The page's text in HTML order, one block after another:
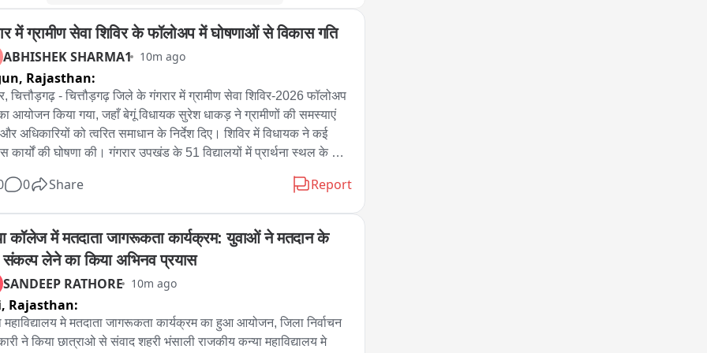
ही युवक के सोशल मीडिया प्रोफाइल और अन्य अकाउंट्स की भी छानबीन
रही है। पूरी जांच के बाद आगे आवश्यक वैधानिक कार्रवाई की जाएगी।
में ग्रामीण सेवा शिविर के फॉलोअप में घोषणाओं से विकास गति
ABHISHEK SHARMA1 10m ago
Rajasthan:
चित्तौड़गढ़ - चित्तौड़गढ़ जिले के गंगरार में ग्रामीण सेवा शिविर-2026 फॉलोअप
आयोजन किया गया, जहाँ बेगूं विधायक सुरेश धाकड़ ने ग्रामीणों की समस्याएं
अधिकारियों को त्वरित समाधान के निर्देश दिए। शिविर में विधायक ने कई
कार्यों की घोषणा की। गंगरार उपखंड के 51 विद्यालयों में प्रार्थना स्थल के लिए
लाख, जीवानायकों का खेड़ा में कक्षा-कक्ष निर्माण के लिए 14 लाख और बोरदा में
शिविर में एसडीएम नेहा मिश्रा सहित अधिकारी, जनप्रतिनिधि और भाजपा
मौजूद रहे।
0 Share Report
कॉलेज में मतदाता जागरूकता कार्यक्रम: युवाओं ने मतदान के
संकल्प लेने का किया अभिनव प्रयास
SANDEEP RATHORE 10m ago
Rajasthan:
महाविद्यालय मे मतदाता जागरूकता कार्यक्रम का हुआ आयोजन, जिला निर्वाचन
ने किया छात्राओ से संवाद शहरी भंसाली राजकीय कन्या महाविद्यालय मे